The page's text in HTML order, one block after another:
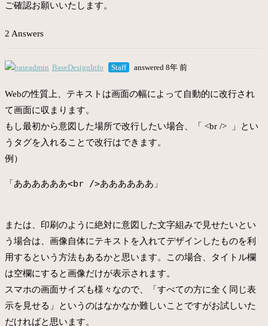
ご確認お願いいたします。
2 Answers
BaseDesignInfo Staff answered 8年 前
Webの性質上、テキストは画面の幅によって自動的に改行され
て画面に収まります。
もし最初から意図した場所で改行したい場合、「 <br /> 」とい
うタグを入れることで改行はできます。
例）
「ああああああ<br />ああああああ」
または、印刷のように絶対に意図した文字組みで見せたいとい
う場合は、画像自体にテキストを入れてデザインしたものを利
用するという方法もあるかと思います。この場合、タイトル欄
は空欄にすると画像だけが表示されます。
スマホの画面サイズも様々なので、「すべての方に全く同じ表
示を見せる」というのはなかなか難しいことですがお試しいた
だければと思います。